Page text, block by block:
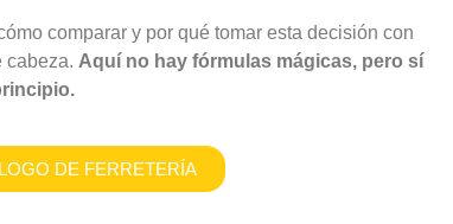
comparar y por qué tomar esta decisión con
cabeza. Aquí no hay fórmulas mágicas, pero sí
DE FERRETERÍA